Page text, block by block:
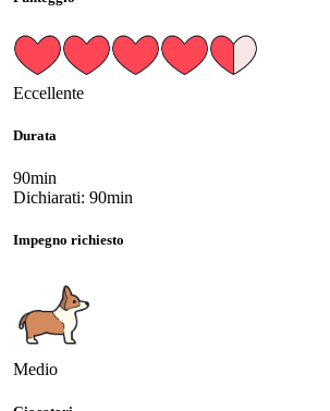
Eccellente
Durata
90min
Dichiarati: 90min
Impegno richiesto
Medio